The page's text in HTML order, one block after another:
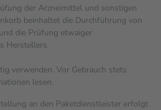
der Arzneimittel und sonstigen
beinhaltet die Durchführung von
die Prüfung etwaiger
Herstellers.
verwenden. Vor Gebrauch stets
lesen.
an den Paketdienstleister erfolgt